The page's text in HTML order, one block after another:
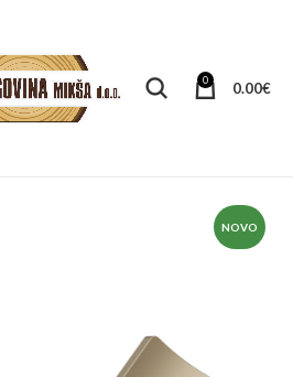
0 0.00€
NOVO